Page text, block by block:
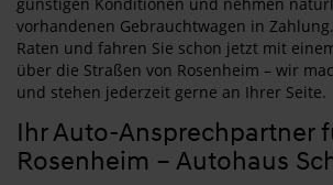
vorhandenen Gebrauchtwagen in
Raten und fahren Sie schon jetzt mit
über die Straßen von Rosenheim – wir
und stehen jederzeit gerne an Ihrer Seite.
Ihr Auto-Ansprechpartner
Rosenheim – Autohaus